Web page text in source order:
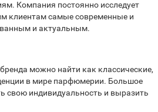
Компания постоянно исследует
клиентам самые современные и
и актуальным.
можно найти как классические,
в мире парфюмерии. Большое
свою индивидуальность и выразить